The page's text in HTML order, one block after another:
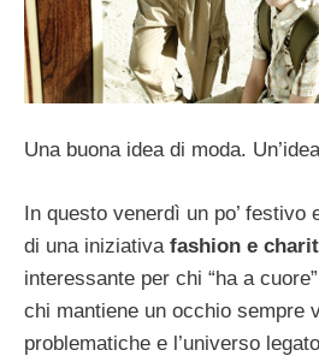
Una buona idea di moda.
In questo venerdì un po’ festivo
di una iniziativa fashion e
interessante per chi “ha a
chi mantiene un occhio sempre
problematiche e l’universo